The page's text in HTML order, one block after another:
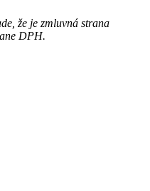
že je zmluvná strana
DPH.